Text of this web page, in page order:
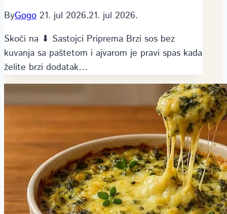
ByGogo 21. jul 2026.21. jul 2026.
Skoči na ⬇ Sastojci Priprema Brzi sos bez
kuvanja sa paštetom i ajvarom je pravi spas kada
želite brzi dodatak…